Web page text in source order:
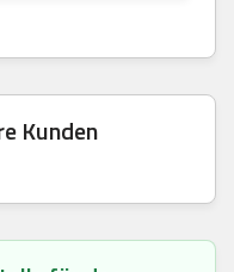
Kunden